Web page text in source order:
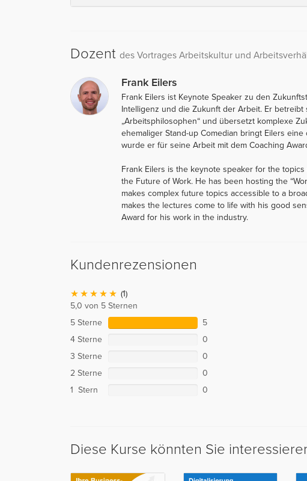
Dozent des Vortrages Arbeitskultur und
Frank Eilers
Frank Eilers ist Keynote Speaker zu den
Intelligenz und die Zukunft der Arbeit. Er
„Arbeitsphilosophen“ und übersetzt komplexe
ehemaliger Stand-up Comedian bringt Eilers
wurde er für seine Arbeit mit dem Coaching
Frank Eilers is the keynote speaker for the
the Future of Work. He has been hosting the
makes complex future topics accessible to a
makes the lectures come to life with his good
Award for his work in the industry.
Kundenrezensionen
(1)
5,0 von 5 Sternen
5 Sterne
5
4 Sterne
0
3 Sterne
0
2 Sterne
0
1 Stern
0
Diese Kurse könnten Sie